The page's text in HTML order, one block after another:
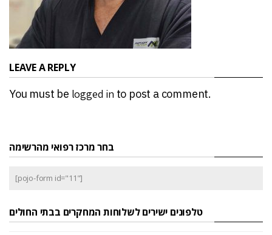
LEAVE A REPLY
You must be logged in to post a comment.
בחר מרכז רפואי מהרשימה
[pojo-form id="11"]
טלפונים ישירים לשלוחות המחקרים בבתי החולים